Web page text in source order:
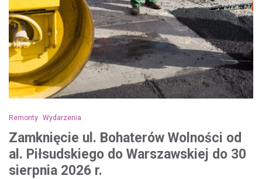
Remonty Wydarzenia
Zamknięcie ul. Bohaterów Wolności od
al. Piłsudskiego do Warszawskiej do 30
sierpnia 2026 r.